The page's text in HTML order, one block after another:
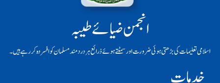
انجمن ضیائے طیبہ
اسلامی تعلیمات کی بڑھتی ہوئی ضرورت اور سمٹتے ہوئے ذرائع ہر دردمند مسلمان کو افسردہ کر رہے ہیں۔